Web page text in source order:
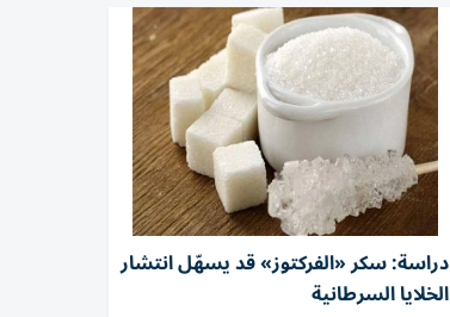
دراسة: سكر «الفركتوز» قد يسهّل انتشار
الخلايا السرطانية